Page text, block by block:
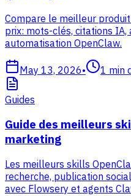
Compare le meilleur
prix: mots-clés, citations
automatisation OpenClaw.
May 13, 2026• 1 min
Guides
Guide des meilleurs
marketing
Les meilleurs skills
recherche, publication
avec Flowsery et agents